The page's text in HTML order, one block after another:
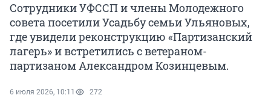
Сотрудники УФССП и члены Молодежного
совета посетили Усадьбу семьи Ульяновых,
где увидели реконструкцию «Партизанский
лагерь» и встретились с ветераном-
партизаном Александром Козинцевым.
6 июля 2026, 10:11 272